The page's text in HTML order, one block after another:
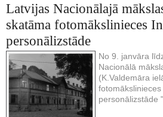
Latvijas Nacionālajā
skatāma fotomākslinieces
personālizstāde
No 9. janvāra
Nacionālā
(K.Valdemāra
personālizstāde